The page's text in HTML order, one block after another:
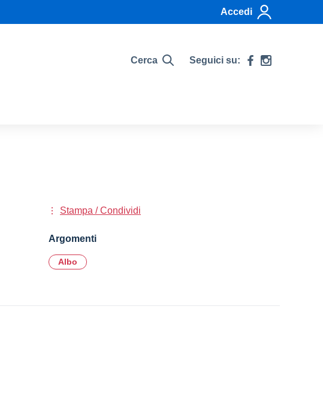
Accedi
Cerca Seguici su:
Stampa / Condividi
Argomenti
Albo